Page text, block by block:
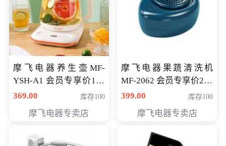
摩飞电器养生壶MF-
YSH-A1 会员专享价198
元
369.00 库存100
摩飞电器专卖店
摩飞电器果蔬清洗机
MF-2062 会员专享价268
元
399.00 库存100
摩飞电器专卖店